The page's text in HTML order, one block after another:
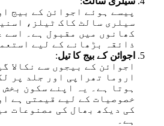
پیسے ہوئے اجوائن کے بیج
سیلری سالٹ کاک ٹیلز،
کھانوں میں مقبول ہے۔ اسے
ذائقہ بڑھانے کے لیے
اجوائن کے بیج کا تیل:
اجوائن کے بیجوں سے نکالا
اروما تھراپی اور جلد پر
ہوتا ہے۔ یہ اپنے سکون
خصوصیات کے لیے قیمتی ہے
کی دیکھ بھال کی مصنوعات
ہے۔